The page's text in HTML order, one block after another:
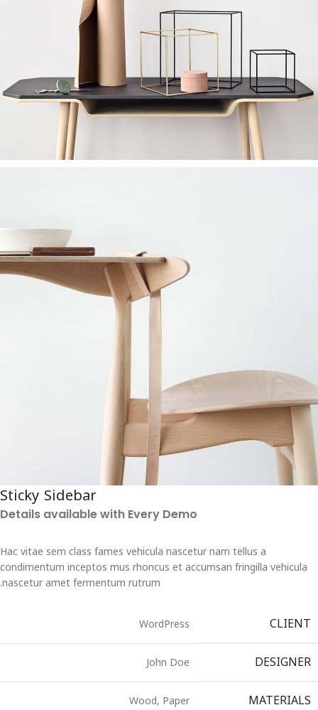
Sticky Sidebar
Details available with Every Demo
Hac vitae sem class fames vehicula nascetur nam tellus a
condimentum inceptos mus rhoncus et accumsan fringilla vehicula
nascetur amet fermentum rutrum.
CLIENT
WordPress
DESIGNER
John Doe
MATERIALS
Wood, Paper